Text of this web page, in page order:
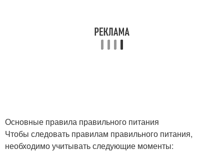
Основные правила правильного питания
Чтобы следовать правилам правильного питания,
необходимо учитывать следующие моменты: